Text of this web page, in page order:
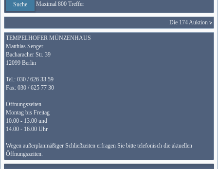
Maximal 800 Treffer
Die 174 Auktion
TEMPELHOFER MÜNZENHAUS
Matthias Senger
Bacharacher Str. 39
12099 Berlin
Tel.: 030 / 626 33 59
Fax: 030 / 625 77 30
Öffnungszeiten
Montag bis Freitag
10.00 - 13.00 und
14.00 - 16.00 Uhr
Wegen außerplanmäßiger Schließzeiten erfragen Sie bitte telefonisch die aktuellen
Öffnungszeiten.